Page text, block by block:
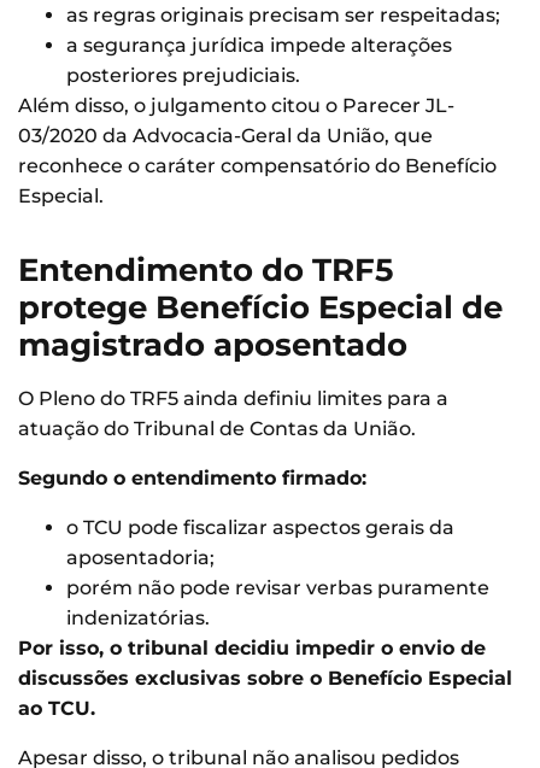
as regras originais precisam ser respeitadas;
a segurança jurídica impede alterações
posteriores prejudiciais.
Além disso, o julgamento citou o Parecer JL-
03/2020 da Advocacia-Geral da União, que
reconhece o caráter compensatório do Benefício
Especial.
Entendimento do TRF5
protege Benefício Especial de
magistrado aposentado
O Pleno do TRF5 ainda definiu limites para a
atuação do Tribunal de Contas da União.
Segundo o entendimento firmado:
o TCU pode fiscalizar aspectos gerais da
aposentadoria;
porém não pode revisar verbas puramente
indenizatórias.
Por isso, o tribunal decidiu impedir o envio de
discussões exclusivas sobre o Benefício Especial
ao TCU.
Apesar disso, o tribunal não analisou pedidos